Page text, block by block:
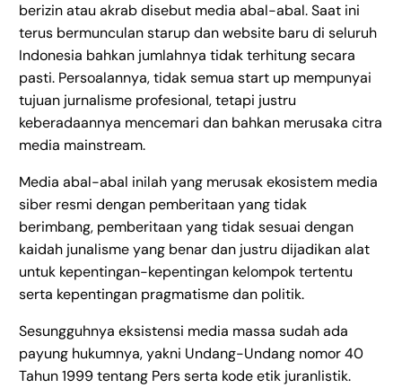
berizin atau akrab disebut media abal-abal. Saat ini
terus bermunculan starup dan website baru di seluruh
Indonesia bahkan jumlahnya tidak terhitung secara
pasti. Persoalannya, tidak semua start up mempunyai
tujuan jurnalisme profesional, tetapi justru
keberadaannya mencemari dan bahkan merusaka citra
media mainstream.
Media abal-abal inilah yang merusak ekosistem media
siber resmi dengan pemberitaan yang tidak
berimbang, pemberitaan yang tidak sesuai dengan
kaidah junalisme yang benar dan justru dijadikan alat
untuk kepentingan-kepentingan kelompok tertentu
serta kepentingan pragmatisme dan politik.
Sesungguhnya eksistensi media massa sudah ada
payung hukumnya, yakni Undang-Undang nomor 40
Tahun 1999 tentang Pers serta kode etik juranlistik.